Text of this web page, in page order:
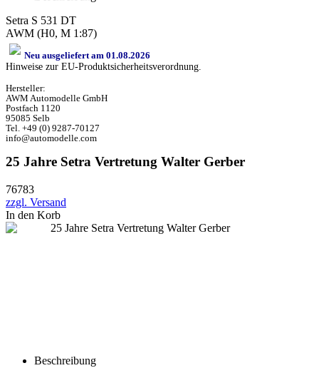
Setra S 531 DT
AWM (H0, M 1:87)
Neu ausgeliefert am 01.08.2026
Hinweise zur EU-Produktsicherheitsverordnung.
Hersteller:
AWM Automodelle GmbH
Postfach 1120
95085 Selb
Tel. +49 (0) 9287-70127
info@automodelle.com
25 Jahre Setra Vertretung Walter Gerber
76783
zzgl. Versand
In den Korb
Beschreibung